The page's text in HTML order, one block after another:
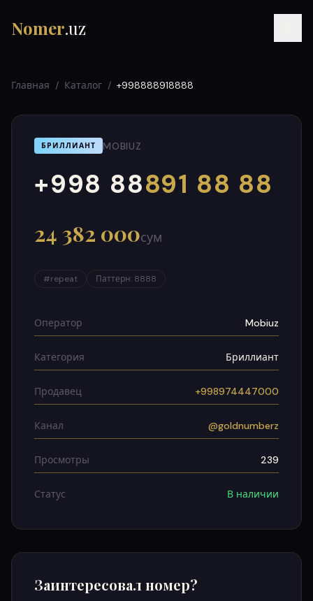
Nomer.uz
UZ УЗ
Главная / Каталог / +998888918888
БРИЛЛИАНТ MOBIUZ
+998 88891 88 88
000
999
24 382 000сум
#repeat Паттерн: 8888
Оператор Mobiuz
Категория Бриллиант
Продавец +998974447000
Канал @goldnumberz
Просмотры 239
Статус В наличии
Заинтересовал номер?